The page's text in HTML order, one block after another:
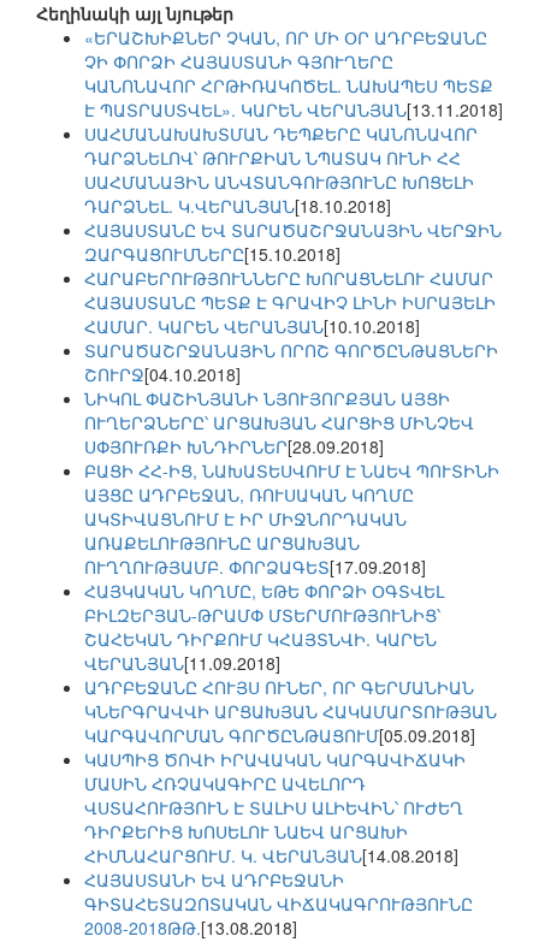
Հեղինակի այլ նյութեր
«ԵՐԱՇԽԻՔՆԵՐ ՉԿԱՆ, ՈՐ ՄԻ ՕՐ ԱԴՐԲԵՋԱՆԸ
ՉԻ ՓՈՐՁԻ ՀԱՅԱՍՏԱՆԻ ԳՅՈՒՂԵՐԸ
ԿԱՆՈՆԱՎՈՐ ՀՐԹԻՌԱԿՈԾԵԼ. ՆԱԽԱՊԵՍ ՊԵՏՔ
Է ՊԱՏՐԱՍՏՎԵԼ». ԿԱՐԵՆ ՎԵՐԱՆՅԱՆ[13.11.2018]
ՍԱՀՄԱՆԱԽԱԽՏՄԱՆ ԴԵՊՔԵՐԸ ԿԱՆՈՆԱՎՈՐ
ԴԱՐՁՆԵԼՈՎ՝ ԹՈՒՐՔԻԱՆ ՆՊԱՏԱԿ ՈՒՆԻ ՀՀ
ՍԱՀՄԱՆԱՅԻՆ ԱՆՎՏԱՆԳՈՒԹՅՈՒՆԸ ԽՈՑԵԼԻ
ԴԱՐՁՆԵԼ. Կ.ՎԵՐԱՆՅԱՆ[18.10.2018]
ՀԱՅԱՍՏԱՆԸ ԵՎ ՏԱՐԱԾԱՇՐՋԱՆԱՅԻՆ ՎԵՐՋԻՆ
ԶԱՐԳԱՑՈՒՄՆԵՐԸ[15.10.2018]
ՀԱՐԱԲԵՐՈՒԹՅՈՒՆՆԵՐԸ ԽՈՐԱՑՆԵԼՈՒ ՀԱՄԱՐ
ՀԱՅԱՍՏԱՆԸ ՊԵՏՔ Է ԳՐԱՎԻՉ ԼԻՆԻ ԻՍՐԱՅԵԼԻ
ՀԱՄԱՐ. ԿԱՐԵՆ ՎԵՐԱՆՅԱՆ[10.10.2018]
ՏԱՐԱԾԱՇՐՋԱՆԱՅԻՆ ՈՐՈՇ ԳՈՐԾԸՆԹԱՑՆԵՐԻ
ՇՈՒՐՋ[04.10.2018]
ՆԻԿՈԼ ՓԱՇԻՆՅԱՆԻ ՆՅՈՒՅՈՐՔՅԱՆ ԱՅՑԻ
ՈՒՂԵՐՁՆԵՐԸ՝ ԱՐՑԱԽՅԱՆ ՀԱՐՑԻՑ ՄԻՆՉԵՎ
ՍՓՅՈՒՌՔԻ ԽՆԴԻՐՆԵՐ[28.09.2018]
ԲԱՑԻ ՀՀ-ԻՑ, ՆԱԽԱՏԵՍՎՈՒՄ Է ՆԱԵՎ ՊՈՒՏԻՆԻ
ԱՅՑԸ ԱԴՐԲԵՋԱՆ, ՌՈՒՍԱԿԱՆ ԿՈՂՄԸ
ԱԿՏԻՎԱՑՆՈՒՄ Է ԻՐ ՄԻՋՆՈՐԴԱԿԱՆ
ԱՌԱՔԵԼՈՒԹՅՈՒՆԸ ԱՐՑԱԽՅԱՆ
ՈՒՂՂՈՒԹՅԱՄԲ. ՓՈՐՁԱԳԵՏ[17.09.2018]
ՀԱՅԿԱԿԱՆ ԿՈՂՄԸ, ԵԹԵ ՓՈՐՁԻ ՕԳՏՎԵԼ
ԲԻԼԶԵՐՅԱՆ-ԹՐԱՄՓ ՄՏԵՐՄՈՒԹՅՈՒՆԻՑ՝
ՇԱՀԵԿԱՆ ԴԻՐՔՈՒՄ ԿՀԱՅՏՆՎԻ. ԿԱՐԵՆ
ՎԵՐԱՆՅԱՆ[11.09.2018]
ԱԴՐԲԵՋԱՆԸ ՀՈՒՅՍ ՈՒՆԵՐ, ՈՐ ԳԵՐՄԱՆԻԱՆ
ԿՆԵՐԳՐԱՎՎԻ ԱՐՑԱԽՅԱՆ ՀԱԿԱՄԱՐՏՈՒԹՅԱՆ
ԿԱՐԳԱՎՈՐՄԱՆ ԳՈՐԾԸՆԹԱՑՈՒՄ[05.09.2018]
ԿԱՍՊԻՑ ԾՈՎԻ ԻՐԱՎԱԿԱՆ ԿԱՐԳԱՎԻՃԱԿԻ
ՄԱՍԻՆ ՀՌՉԱԿԱԳԻՐԸ ԱՎԵԼՈՐԴ
ՎՍՏԱՀՈՒԹՅՈՒՆ Է ՏԱԼԻՍ ԱԼԻԵՎԻՆ՝ ՈՒԺԵՂ
ԴԻՐՔԵՐԻՑ ԽՈՍԵԼՈՒ ՆԱԵՎ ԱՐՑԱԽԻ
ՀԻՄՆԱՀԱՐՑՈՒՄ. Կ. ՎԵՐԱՆՅԱՆ[14.08.2018]
ՀԱՅԱՍՏԱՆԻ ԵՎ ԱԴՐԲԵՋԱՆԻ
ԳԻՏԱՀԵՏԱԶՈՏԱԿԱՆ ՎԻՃԱԿԱԳՐՈՒԹՅՈՒՆԸ
2008-2018ԹԹ.[13.08.2018]